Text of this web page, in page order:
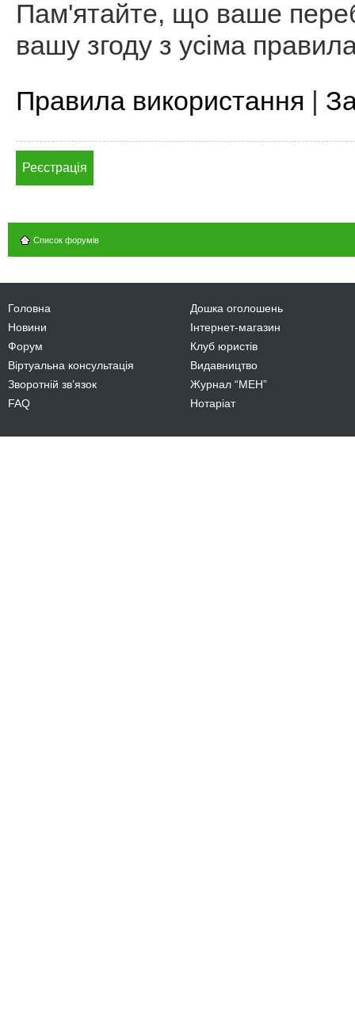
Пам'ятайте, що ваше
вашу згоду з усіма
Правила використання
Реєстрація
Список форумів
Головна
Новини
Форум
Віртуальна консультація
Зворотній зв’язок
FAQ
Дошка оголошень
Інтернет-магазин
Клуб юристів
Видавництво
Журнал “МЕН”
Нотаріат